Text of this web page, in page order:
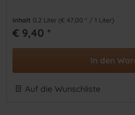
Inhalt 0.2 Liter (€ 47,00 * / 1 Liter)
€ 9,40 *
In den
Auf die Wunschliste